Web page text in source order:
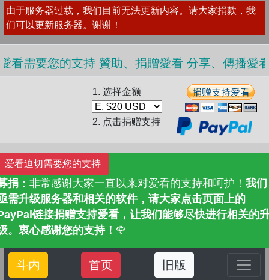
由于服务器过载，我们目前无法更新内容。请大家捐款，我
们可以更新服务器。谢谢！
要您的支持 贊助、捐贈愛看 分享、傳播愛看 ❤️
1. 选择金额
2. 点击捐赠支持
爱看迫切需要您的支持
捐 ：非常感谢大家一直以来对爱看的支持和呵护！ 我们
需升级服务器和相关的软件，请大家点击页面上的
链接捐赠支持爱看，让我们能够尽快进行相关的
。衷心感谢您的支持！ 🌹
斗内 首页 旧版